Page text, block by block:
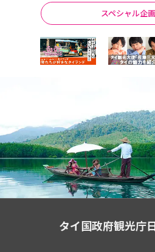
スペシャル企
タイ国政府観光庁